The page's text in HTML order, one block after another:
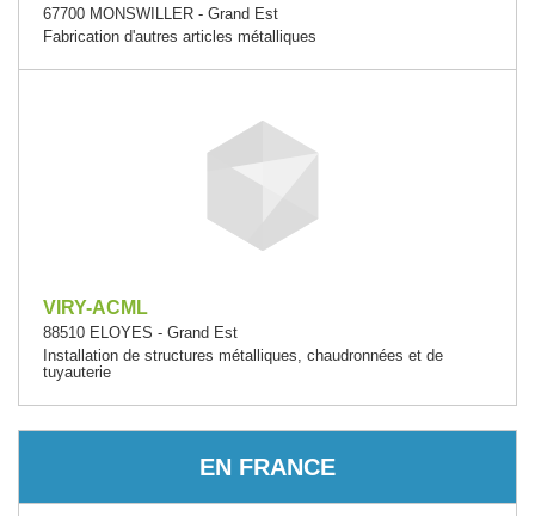
67700 MONSWILLER - Grand Est
Fabrication d'autres articles métalliques
VIRY-ACML
88510 ELOYES - Grand Est
Installation de structures métalliques, chaudronnées et de
tuyauterie
EN FRANCE